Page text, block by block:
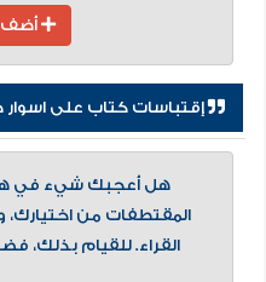
أضف
إقتباسات كتاب على
هل أعجبك شيء في
المقتطفات من
القراء. للقيام بذلك،